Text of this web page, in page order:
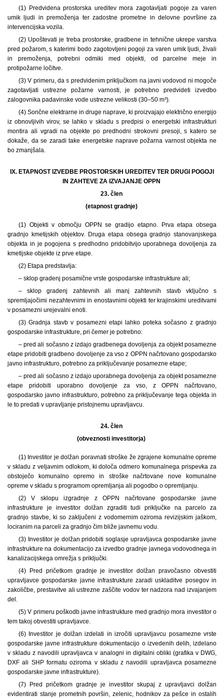
(1) Predvidena prostorska ureditev mora zagotavljati pogoje za varen
umik ljudi in premoženja ter zadostne prometne in delovne površine za
intervencijska vozila.
(2) Upoštevati je treba prostorske, gradbene in tehnične ukrepe varstva
pred požarom, s katerimi bodo zagotovljeni pogoji za varen umik ljudi, živali
in premoženja, potrebni odmiki med objekti, od parcelne meje in
protipožarne ločitve.
(3) V primeru, da s predvidenim priključkom na javni vodovod ni mogoče
zagotavljati ustrezne požarne varnosti, je potrebno predvideti izvedbo
zalogovnika padavinske vode ustrezne velikosti (30–50 m³).
(4) Sončne elektrarne in druge naprave, ki proizvajajo električno energijo
iz obnovljivih virov, se lahko v skladu s predpisi o energetski infrastrukturi
montira ali vgradi na objekte po predhodni strokovni presoji, s katero se
dokaže, da se zaradi take energetske naprave požarna varnost objekta ne
bo zmanjšala.
IX. ETAPNOST IZVEDBE PROSTORSKIH UREDITEV TER DRUGI POGOJI
IN ZAHTEVE ZA IZVAJANJE OPPN
23. člen
(etapnost gradnje)
(1) Objekti v območju OPPN se gradijo etapno. Prva etapa obsega
gradnjo kmetijskih objektov. Druga etapa obsega gradnjo stanovanjskega
objekta in je pogojena s predhodno pridobitvijo uporabnega dovoljenja za
kmetijske objekte iz prve etape.
(2) Etapa predstavlja:
– sklop gradenj posamične vrste gospodarske infrastrukture ali;
– sklop gradenj zahtevnih ali manj zahtevnih stavb vključno s
spremljajočimi nezahtevnimi in enostavnimi objekti ter krajinskimi ureditvami
v posamezni urejevalni enoti.
(3) Gradnja stavb v posamezni etapi lahko poteka sočasno z gradnjo
gospodarske infrastrukture, pri čemer je potrebno:
– pred ali sočasno z izdajo gradbenega dovoljenja za objekt posamezne
etape pridobiti gradbeno dovoljenje za vso z OPPN načrtovano gospodarsko
javno infrastrukturo, potrebno za priključevanje posamezne etape;
– pred ali sočasno z izdajo uporabnega dovoljenja za objekt posamezne
etape pridobiti uporabno dovoljenje za vso, z OPPN načrtovano,
gospodarsko javno infrastrukturo, potrebno za priključevanje tega objekta in
le to predati v upravljanje pristojnemu upravljavcu.
24. člen
(obveznosti investitorja)
(1) Investitor je dolžan poravnati stroške že zgrajene komunalne opreme
v skladu z veljavnim odlokom, ki določa odmero komunalnega prispevka za
obstoječo komunalno opremo in stroške načrtovane nove komunalne
opreme v skladu s programom opremljanja ali pogodbo o opremljanju.
(2) V sklopu izgradnje z OPPN načrtovane gospodarske javne
infrastrukture je investitor dolžan zgraditi tudi priključke na parcelo za
gradnjo stavbe, ki so zaključeni z vodomernim oziroma revizijskim jaškom,
lociranim na parceli za gradnjo čim bliže javnemu vodu.
(3) Investitor je dolžan pridobiti soglasje upravljavca gospodarske javne
infrastrukture na dokumentacijo za izvedbo gradnje javnega vodovodnega in
kanalizacijskega omrežja s priključki.
(4) Pred pričetkom gradnje je investitor dolžan pravočasno obvestiti
upravljavce gospodarske javne infrastrukture zaradi uskladitve posegov in
zakoličbe, prestavitve ali ustrezne zaščite vodov ter nadzora nad izvajanjem
del.
(5) V primeru poškodb javne infrastrukture med gradnjo mora investitor o
tem takoj obvestiti upravljavce.
(6) Investitor je dolžan izdelati in izročiti upravljavcu posamezne vrste
gospodarske javne infrastrukture dokumentacijo o izvedenih delih, izdelano
v skladu z navodili upravljavca v analogni in digitalni obliki (grafika v DWG,
DXF ali SHP formatu oziroma v skladu z navodili upravljavca posamezne
gospodarske javne infrastrukture).
(7) Pred pričetkom gradnje je investitor skupaj z upravljavci dolžan
evidentirati stanje prometnih površin, zelenic, hodnikov za pešce in ostalih